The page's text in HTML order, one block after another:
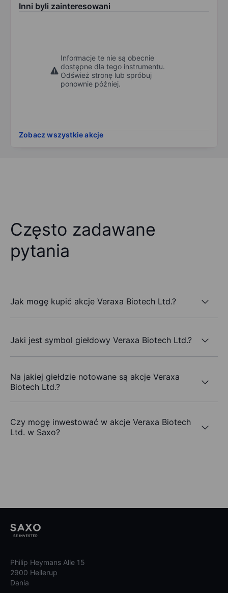
Inni byli zainteresowani
Informacje te nie są obecnie
dostępne dla tego instrumentu.
Odśwież stronę lub spróbuj
ponownie później.
Zobacz wszystkie akcje
Często zadawane
pytania
Jak mogę kupić akcje Veraxa Biotech Ltd.?
Jaki jest symbol giełdowy Veraxa Biotech Ltd.?
Na jakiej giełdzie notowane są akcje Veraxa
Biotech Ltd.?
Czy mogę inwestować w akcje Veraxa Biotech
Ltd. w Saxo?
Philip Heymans Alle 15
2900 Hellerup
Dania